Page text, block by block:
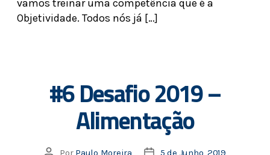
vamos treinar uma competência que é a
Objetividade. Todos nós já […]
#6 Desafio 2019 –
Alimentação
Por Paulo Moreira 5 de Junho, 2019